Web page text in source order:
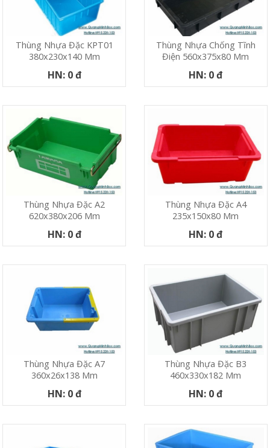
Thùng Nhựa Đặc KPT01
380x230x140 Mm
HN: 0 đ
Thùng Nhựa Chống Tĩnh
Điện 560x375x80 Mm
HN: 0 đ
Thùng Nhựa Đặc A2
620x380x206 Mm
HN: 0 đ
Thùng Nhựa Đặc A4
235x150x80 Mm
HN: 0 đ
Thùng Nhựa Đặc A7
360x26x138 Mm
HN: 0 đ
Thùng Nhựa Đặc B3
460x330x182 Mm
HN: 0 đ